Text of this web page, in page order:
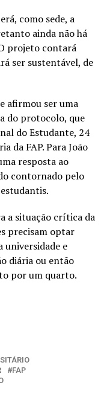
como sede, a
ainda não há
projeto contará
ser sustentável, de
afirmou ser uma
do protocolo, que
do Estudante, 24
da FAP. Para João
resposta ao
contornado pelo
a situação crítica da
precisam optar
universidade e
diária ou então
por um quarto.
FAP